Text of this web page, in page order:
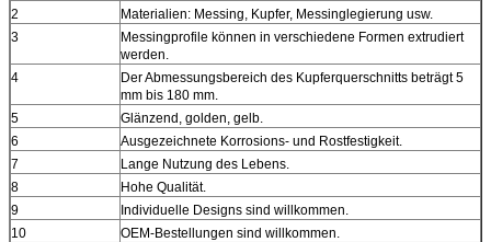
2
Materialien: Messing, Kupfer, Messinglegierung usw.
3
Messingprofile können in verschiedene Formen extrudiert
werden.
4
Der Abmessungsbereich des Kupferquerschnitts beträgt 5
mm bis 180 mm.
5
Glänzend, golden, gelb.
6
Ausgezeichnete Korrosions- und Rostfestigkeit.
7
Lange Nutzung des Lebens.
8
Hohe Qualität.
9
Individuelle Designs sind willkommen.
10
OEM-Bestellungen sind willkommen.